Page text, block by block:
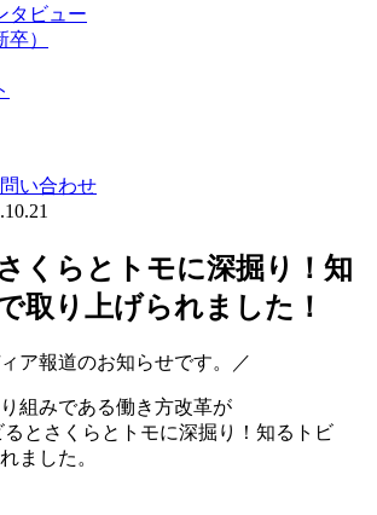
タビュー
）
い合わせ
くらとトモに深掘り！知
取り上げられました！
ア報道のお知らせです。／
組みである働き方改革が
とさくらとトモに深掘り！知るトビ
ました。